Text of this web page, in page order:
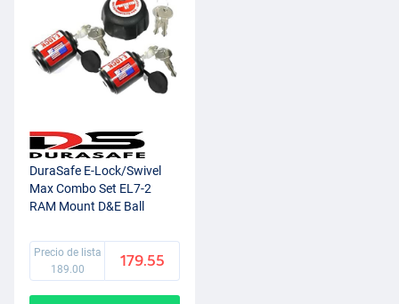
DuraSafe E-Lock/Swivel
Max Combo Set EL7-2
RAM Mount D&E Ball
Precio de lista
189.00
179.55